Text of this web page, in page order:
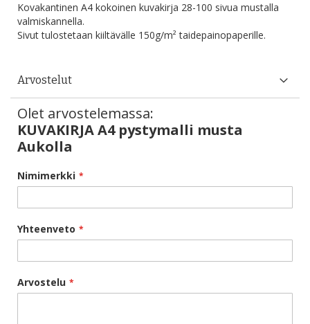
Kovakantinen A4 kokoinen kuvakirja 28-100 sivua mustalla
valmiskannella.
Sivut tulostetaan kiiltävälle 150g/m² taidepainopaperille.
Arvostelut
Olet arvostelemassa:
KUVAKIRJA A4 pystymalli musta
Aukolla
Nimimerkki
Yhteenveto
Arvostelu